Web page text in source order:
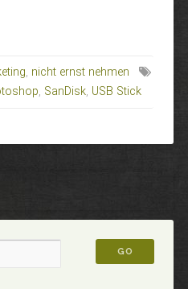
, nicht ernst nehmen
, SanDisk, USB Stick